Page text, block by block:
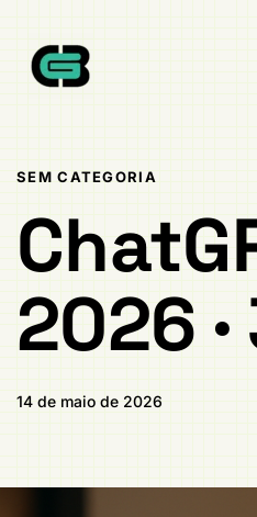
SEM CATEGORIA
2026
14 de maio de 2026